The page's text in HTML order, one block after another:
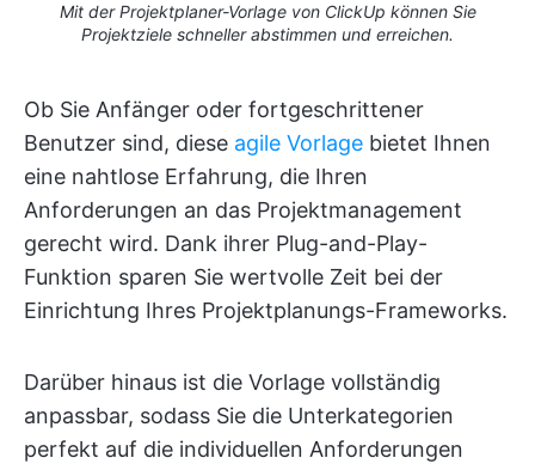
Mit der Projektplaner-Vorlage von ClickUp können Sie
Projektziele schneller abstimmen und erreichen.
Ob Sie Anfänger oder fortgeschrittener
Benutzer sind, diese agile Vorlage bietet Ihnen
eine nahtlose Erfahrung, die Ihren
Anforderungen an das Projektmanagement
gerecht wird. Dank ihrer Plug-and-Play-
Funktion sparen Sie wertvolle Zeit bei der
Einrichtung Ihres Projektplanungs-Frameworks.
Darüber hinaus ist die Vorlage vollständig
anpassbar, sodass Sie die Unterkategorien
perfekt auf die individuellen Anforderungen